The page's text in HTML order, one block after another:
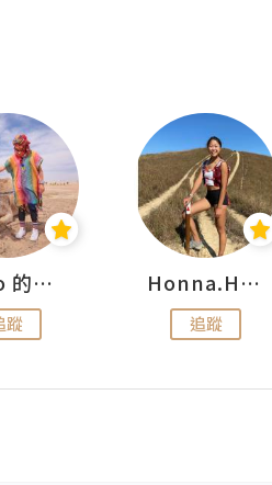
Tomo 的快樂宇宙
蹤
Honna.H 出走
追蹤